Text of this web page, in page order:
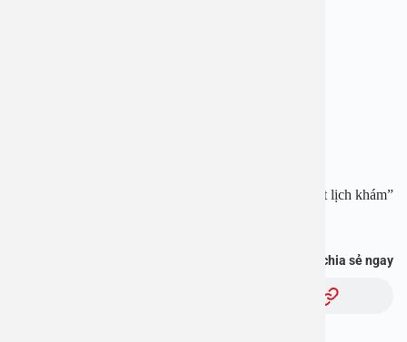
Tải APP Bệnh viện An Việt để “Tra cứu kết quả – Đặt lịch khám”
Bạn thấy thông tin này hữu ích, chia sẻ ngay